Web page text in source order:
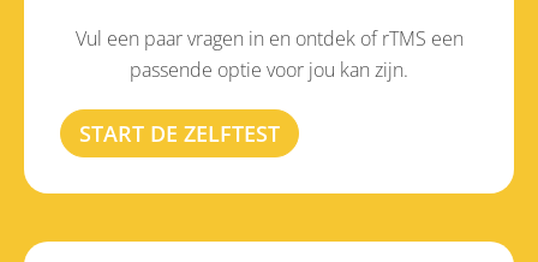
Vul een paar vragen in en ontdek of rTMS een
passende optie voor jou kan zijn.
START DE ZELFTEST